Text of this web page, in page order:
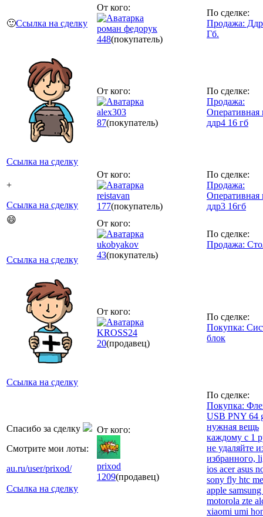
🙂Ссылка на сделку
От кого:
роман федорук
448(покупатель)
По сделке:
Продажа:
Гб.
Ссылка на сделку
От кого:
alex303
87(покупатель)
По сделке:
Продажа:
Оперативная
ддр4 16 гб
+
Ссылка на сделку
От кого:
reistavan
177(покупатель)
По сделке:
Продажа:
Оперативная
ддр3 16гб
😄
Ссылка на сделку
От кого:
ukobyakov
43(покупатель)
По сделке:
Продажа:
Ссылка на сделку
От кого:
KROSS24
20(продавец)
По сделке:
Покупка:
блок
Спасибо за сделку
Смотрите мои лоты:
au.ru/user/prixod/
Ссылка на сделку
От кого:
prixod
1209(продавец)
По сделке:
Покупка:
USB PNY 64
нужная вещь
каждому с 1
не удаляйте
избранного,
ios acer asus
sony fly htc
apple
motorola zte
xiaomi umi